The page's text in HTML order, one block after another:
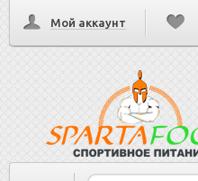
Мой аккаунт